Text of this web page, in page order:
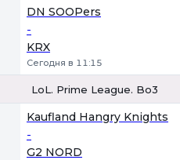
DN SOOPers
-
KRX
Сегодня в 11:15
LoL. Prime League. Bo3
Kaufland Hangry Knights
-
G2 NORD